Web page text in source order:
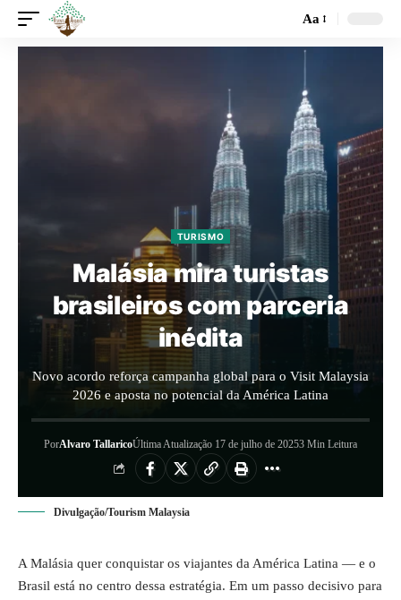
Aa
TURISMO
Malásia mira turistas
brasileiros com parceria
inédita
Novo acordo reforça campanha global para o Visit Malaysia
2026 e aposta no potencial da América Latina
PorAlvaro TallaricoÚltima Atualização 17 de julho de 20253 Min Leitura
Divulgação/Tourism Malaysia
A Malásia quer conquistar os viajantes da América Latina — e o
Brasil está no centro dessa estratégia. Em um passo decisivo para